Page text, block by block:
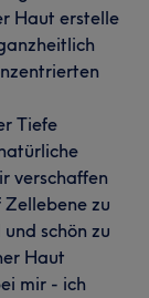
Haut erstelle
Tiefe
verschaffen
Zellebene zu
schön zu
Haut
mir - ich